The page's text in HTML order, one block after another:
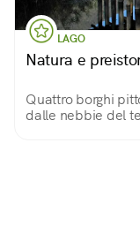
LAGO
Natura e
Quattro borghi
dalle nebbie del